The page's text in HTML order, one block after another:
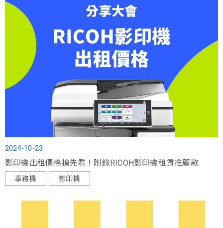
2024-10-23
影印機出租價格搶先看！附錄RICOH影印機租賃推薦款
事務機 影印機